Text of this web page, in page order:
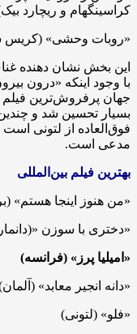
کراسینگهام و ریچارد
«روبات وحشی» (کریس
این بخش نشان دهنده
جهان پرفروش‌ترین
بسیار تحسین شد و چندین
فوق‌العاده از لتونی
مدعی است.
بهترین فیلم بین‌المللی
«من هنوز اینجا هستم»
«دختری با سوزن
«امیلیا پرز» (فرانسه)
«دانه انجیر معابد»
«فلو» (لتونی)